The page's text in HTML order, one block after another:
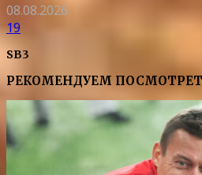
08.08.2026
19
SB3
РЕКОМЕНДУЕМ